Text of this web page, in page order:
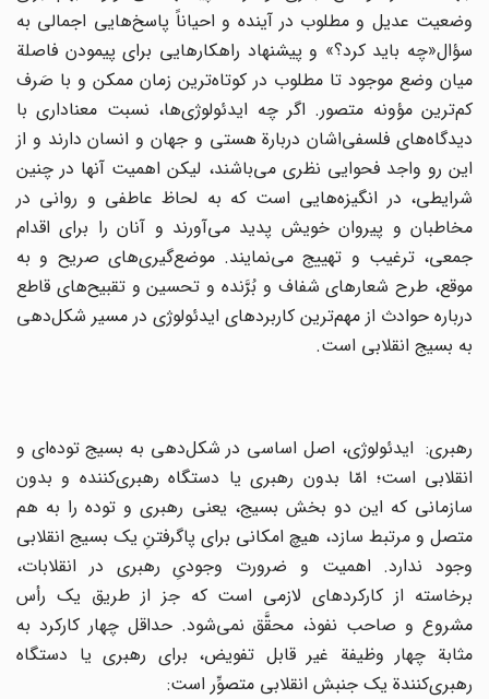
وضعیت‌ عدیل‌ و مطلوب‌ در آینده‌ و احیاناً پاسخ‌هایی‌ اجمالی‌ به‌
سؤال‌«چه‌ باید کرد؟» و پیشنهاد راهکارهایی‌ برای‌ پیمودن‌ فاصلة‌
میان‌ وضع‌ موجود تا مطلوب‌ در کوتاه‌ترین‌ زمان‌ ممکن‌ و با صَرف‌
کم‌ترین‌ مؤونه متصور. اگر چه‌ ایدئولوژی‌ها، نسبت‌ معناداری‌ با
دیدگاه‌های‌ فلسفی‌اشان‌ دربارة‌ هستی‌ و جهان‌ و انسان‌ دارند و از
این‌ رو واجد فحوایی‌ نظری‌ می‌باشند، لیکن‌ اهمیت‌ آنها در چنین‌
شرایطی‌، در انگیزه‌هایی‌ است‌ که‌ به‌ لحاظ‌ عاطفی‌ و روانی‌ در
مخاطبان‌ و پیروان ‌خویش‌ پدید می‌آورند و آنان‌ را برای‌ اقدام‌
جمعی‌، ترغیب‌ و تهییج‌ می‌نمایند. موضع‌گیری‌های‌ صریح‌ و به‌
موقع‌، طرح‌ شعارهای‌ شفاف‌ و بُرَّنده‌ و تحسین‌ و تقبیح‌های‌ قاطع‌
درباره‌ حوادث‌ از مهم‌ترین‌ کاربردهای‌ ایدئولوژی‌ در مسیر شکل‌دهی‌
به‌ بسیج‌ انقلابی‌ است‌.
رهبری‌: ایدئولوژی‌، اصل‌ اساسی‌ در شکل‌دهی‌ به‌ بسیج‌ توده‌ای‌ و
انقلابی‌ است‌؛ امّا بدون‌ رهبری‌ یا دستگاه‌ رهبری‌کننده‌ و بدون
‌سازمانی‌ که‌ این‌ دو بخش‌ بسیج‌، یعنی‌ رهبری‌ و توده‌ را به‌ هم‌
متصل‌ و مرتبط‌ سازد، هیچ‌ امکانی‌ برای‌ پاگرفتنِ یک‌ بسیج‌ انقلابی‌
وجود ندارد. اهمیت‌ و ضرورت‌ وجودی‌ِ رهبری‌ در انقلابات‌،
برخاسته‌ از کارکردهای‌ لازمی‌ است‌ که‌ جز از طریق‌ یک‌ رأس‌
مشروع‌ و صاحب ‌نفوذ‌، محقَّق‌ نمی‌شود. حداقل‌ چهار کارکرد به‌
مثابة‌ چهار وظیفة‌ غیر قابل‌ تفویض‌، برای‌ رهبری‌ یا دستگاه‌
رهبری‌کنندة‌ یک‌ جنبش‌ انقلابی‌ متصوِّر است‌: